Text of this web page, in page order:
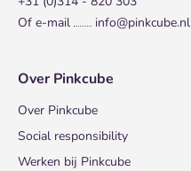
Of e-mail
info@pinkcube.nl
Over Pinkcube
Over Pinkcube
Social responsibility
Werken bij Pinkcube